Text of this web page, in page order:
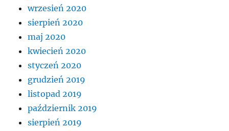
wrzesień 2020
sierpień 2020
maj 2020
kwiecień 2020
styczeń 2020
grudzień 2019
listopad 2019
październik 2019
sierpień 2019